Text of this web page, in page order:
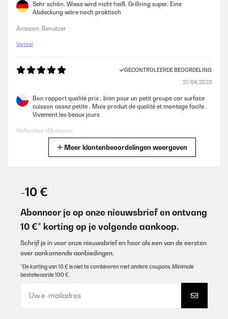
Sehr schön, Wiese wird nicht heiß, Grillring super. Eine
Abdeckung wäre noch praktisch
Amazon-Benutzer
Vertaal
GECONTROLEERDE BEOORDELING
27/04/2023
Bon rapport qualité prix , bien pour un petit groupe car surface
cuisson assez petite . Mais produit de qualité et montage facile .
Vivement les beaux jours
Utilisateur d'Amazon
Amazon-Benutzer
GECONTROLEERDE BEOORDELING
Mein Mann hat sich schon länger eine Feuerschale für den
noch drauf grillen kann sehr angesprochen. Ohne wieder den
Meer klantenbeoordelingen weergeven
-10 €
Abonneer je op onze nieuwsbrief en ontvang
10 €* korting op je volgende aankoop.
Schrijf je in voor onze nieuwsbrief en hoor als een van de eersten
over aankomende aanbiedingen.
*De korting van 10 € is niet te combineren met andere coupons. Minimale
bestelwaarde 100 €.